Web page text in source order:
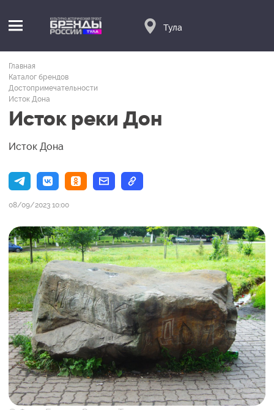
Тула
Главная
Каталог брендов
Достопримечательности
Исток Дона
Исток реки Дон
Исток Дона
08/09/2023 10:00